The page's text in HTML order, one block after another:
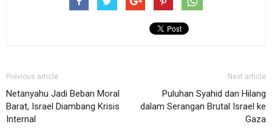
Previous article
Netanyahu Jadi Beban Moral
Barat, Israel Diambang Krisis
Internal
Next article
Puluhan Syahid dan Hilang
dalam Serangan Brutal Israel ke
Gaza